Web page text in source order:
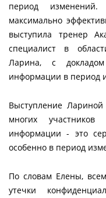
период
максимально
выступила тренер
специалист в
Ларина, с
информации в период
Выступление
многих
информации - это
особенно в период
По словам Елены,
утечки